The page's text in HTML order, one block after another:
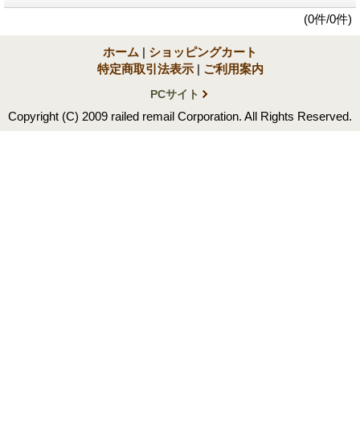
(0件/0件)
ホーム | ショッピングカート
特定商取引法表示 | ご利用案内
PCサイト
Copyright (C) 2009 railed remail Corporation. All Rights Reserved.